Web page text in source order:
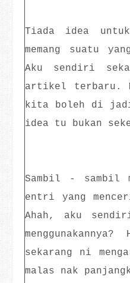
Tiada idea
memang suatu
Aku sendiri
artikel terbaru.
kita boleh di
idea tu bukan
Sambil - sambil
entri yang
Ahah, aku
sekarang ni
malas nak